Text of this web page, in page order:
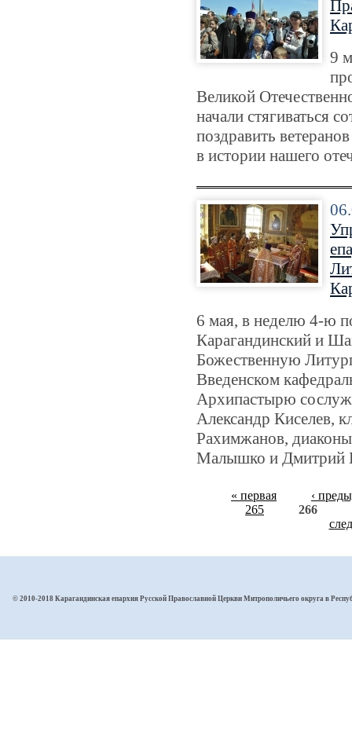
9
Великой
начали стягиваться
поздравить
в истории нашего
6 мая, в неделю 4-ю
Карагандинский и
Божественную
Введенском
Архипастырю
Александр Киселев,
Рахимжанов,
Малышко и Дмитрий
« первая
‹
265
266
© 2010-2018 Карагандинская епархия Русской Православной Церкви Митрополичьего округа в